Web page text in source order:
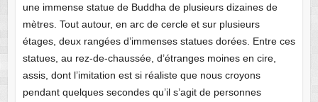
une immense statue de Buddha de plusieurs dizaines de
mètres. Tout autour, en arc de cercle et sur plusieurs
étages, deux rangées d’immenses statues dorées. Entre ces
statues, au rez-de-chaussée, d’étranges moines en cire,
assis, dont l’imitation est si réaliste que nous croyons
pendant quelques secondes qu’il s’agit de personnes